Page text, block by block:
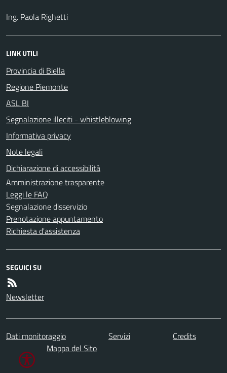
Ing. Paola Righetti
LINK UTILI
Provincia di Biella
Regione Piemonte
ASL BI
Segnalazione illeciti - whistleblowing
Informativa privacy
Note legali
Dichiarazione di accessibilità
Amministrazione trasparente
Leggi le FAQ
Segnalazione disservizio
Prenotazione appuntamento
Richiesta d'assistenza
SEGUICI SU
Newsletter
Dati monitoraggio Servizi
Credits
Mappa del Sito